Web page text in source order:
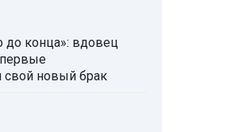
до конца»: вдовец
свой новый брак